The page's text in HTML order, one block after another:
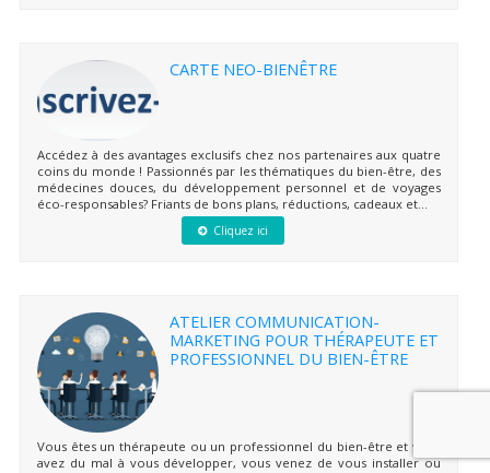
CARTE NEO-BIENÊTRE
Accédez à des avantages exclusifs chez nos partenaires aux quatre
coins du monde ! Passionnés par les thématiques du bien-être, des
médecines douces, du développement personnel et de voyages
éco-responsables? Friants de bons plans, réductions, cadeaux et...
Cliquez ici
ATELIER COMMUNICATION-
MARKETING POUR THÉRAPEUTE ET
PROFESSIONNEL DU BIEN-ÊTRE
Vous êtes un thérapeute ou un professionnel du bien-être et vous
avez du mal à vous développer, vous venez de vous installer ou